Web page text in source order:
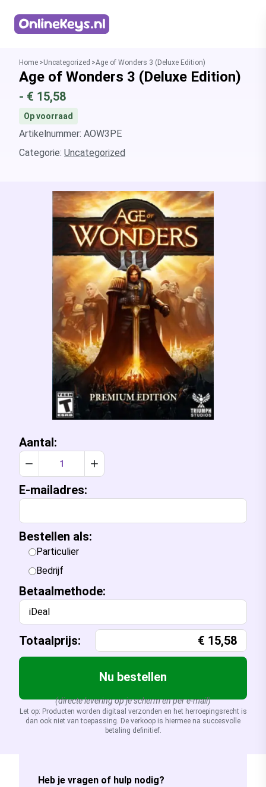
Home Uncategorized Age of Wonders 3 (Deluxe Edition)
Age of Wonders 3 (Deluxe Edition)
- € 15,58
Op voorraad
Artikelnummer: AOW3PE
Categorie: Uncategorized
Aantal:
Verlaag aantal met 1Verhoog aantal met 1
E-mailadres:
Bestellen als:
Particulier
Bedrijf
Betaalmethode:
iDeal
Totaalprijs: € 15,58
Nu bestellen
(directe levering op je scherm en per e-mail)
Let op: Producten worden digitaal verzonden en het herroepingsrecht is
dan ook niet van toepassing. De verkoop is hiermee na succesvolle
betaling definitief.
Heb je vragen of hulp nodig?